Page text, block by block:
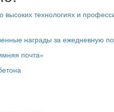
технологиях и
награды за ежедневную
почта»